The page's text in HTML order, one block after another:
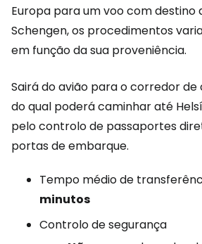
Europa para um voo com destino
Schengen, os procedimentos
em função da sua proveniência.
Sairá do avião para o corredor
do qual poderá caminhar até
pelo controlo de passaportes
portas de embarque.
Tempo médio de
minutos
Controlo de segurança